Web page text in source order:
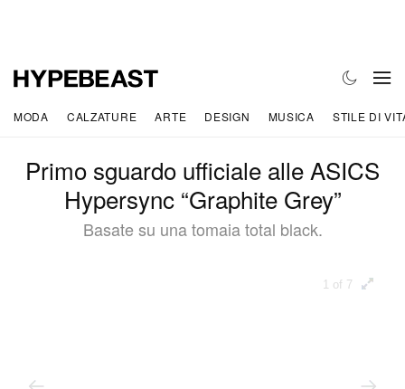
MODA CALZATURE ARTE DESIGN MUSICA STILE DI
Primo sguardo ufficiale alle ASICS
Hypersync “Graphite Grey”
Basate su una tomaia total black.
1 of 7